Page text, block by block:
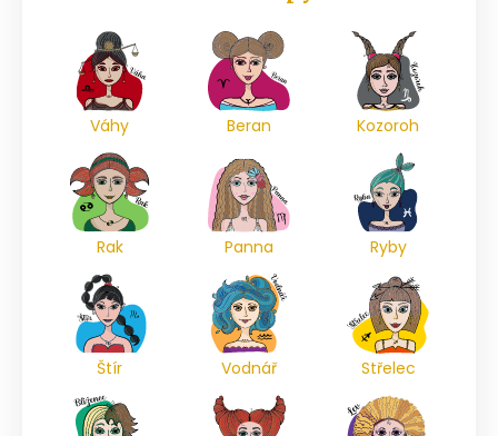
Váhy Beran Kozoroh
Rak Panna Ryby
Štír Vodnář Střelec